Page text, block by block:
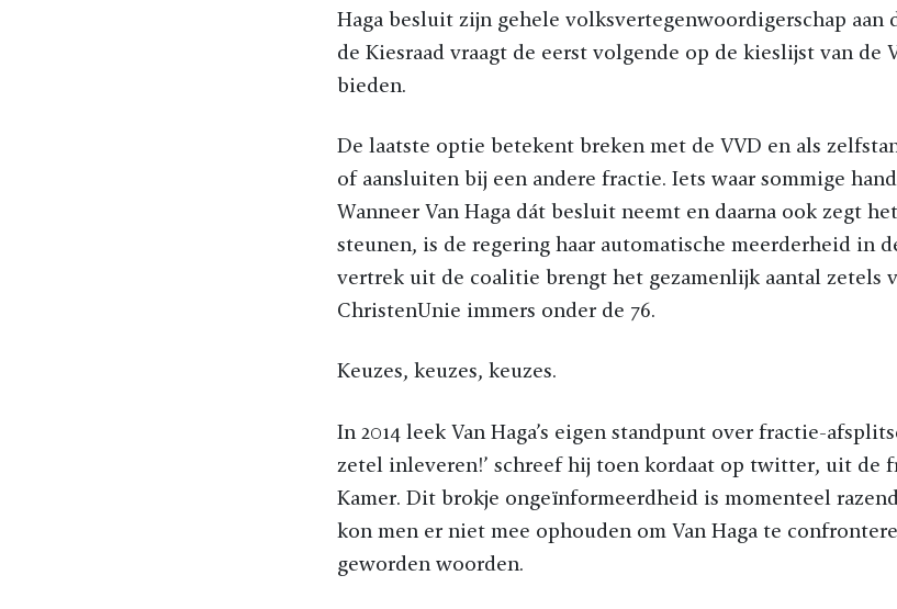
Haga besluit zijn gehele volksvertegenwoordigerschap aan
de Kiesraad vraagt de eerst volgende op de kieslijst van de
bieden.
De laatste optie betekent breken met de VVD en als
of aansluiten bij een andere fractie. Iets waar sommige
Wanneer Van Haga dát besluit neemt en daarna ook zegt
steunen, is de regering haar automatische meerderheid in
vertrek uit de coalitie brengt het gezamenlijk aantal zetels
ChristenUnie immers onder de 76.
Keuzes, keuzes, keuzes.
In 2014 leek Van Haga’s eigen standpunt over fractie-
zetel inleveren!’ schreef hij toen kordaat op twitter, uit de
Kamer. Dit brokje ongeïnformeerdheid is momenteel
kon men er niet mee ophouden om Van Haga te
geworden woorden.